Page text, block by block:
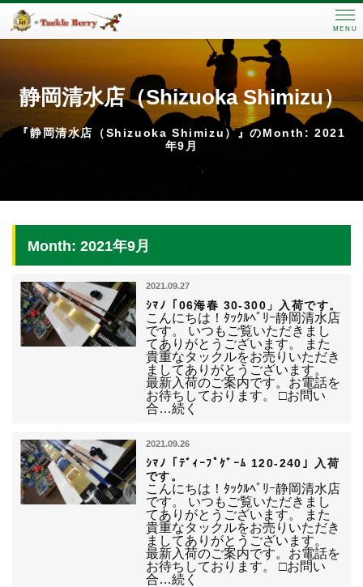
MENU
静岡清水店（Shizuoka Shimizu）
『静岡清水店（Shizuoka Shimizu）』のMonth: 2021
年9月
Month: 2021年9月
2021.09.27
ｼﾏﾉ「06海春 30-300」入荷です。
こんにちは！ﾀｯｸﾙﾍﾞﾘｰ静岡清水店
です。 いつもご覧いただきまし
てありがとうございます。 また
貴重なタックルをお売りいただき
ましてありがとうございます。
最新入荷のご案内です。お電話を
お待ちしております。 □お問い
合…続く
2021.09.26
ｼﾏﾉ「ﾃﾞｨｰﾌﾟｹﾞｰﾑ 120-240」入荷
です。
こんにちは！ﾀｯｸﾙﾍﾞﾘｰ静岡清水店
です。 いつもご覧いただきまし
てありがとうございます。 また
貴重なタックルをお売りいただき
ましてありがとうございます。
最新入荷のご案内です。お電話を
お待ちしております。 □お問い
合…続く